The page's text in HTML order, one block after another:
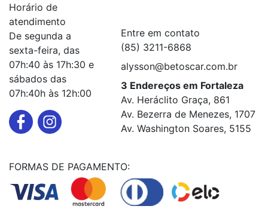
Horário de
atendimento
De segunda a
sexta-feira, das
07h:40 às 17h:30 e
sábados das
07h:40h às 12h:00
Entre em contato
(85) 3211-6868
alysson@betoscar.com.br
3 Endereços em Fortaleza
Av. Heráclito Graça, 861
Av. Bezerra de Menezes, 1707
Av. Washington Soares, 5155
FORMAS DE PAGAMENTO: